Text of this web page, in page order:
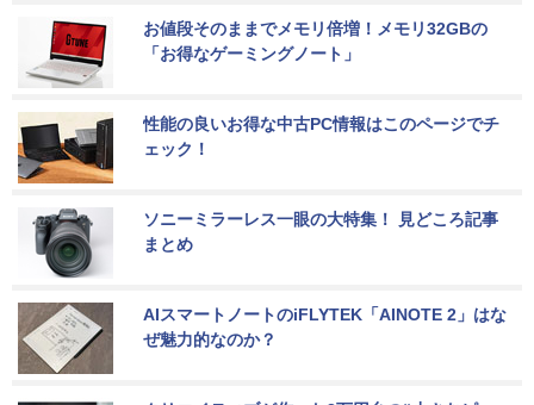
お値段そのままでメモリ倍増！メモリ32GBの
「お得なゲーミングノート」
性能の良いお得な中古PC情報はこのページでチ
ェック！
ソニーミラーレス一眼の大特集！ 見どころ記事
まとめ
AIスマートノートのiFLYTEK「AINOTE 2」はな
ぜ魅力的なのか？